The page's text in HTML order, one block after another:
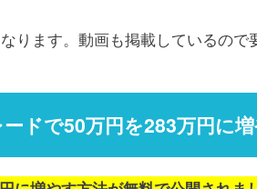
ります。動画も掲載しているので
ドで50万円を283万円に